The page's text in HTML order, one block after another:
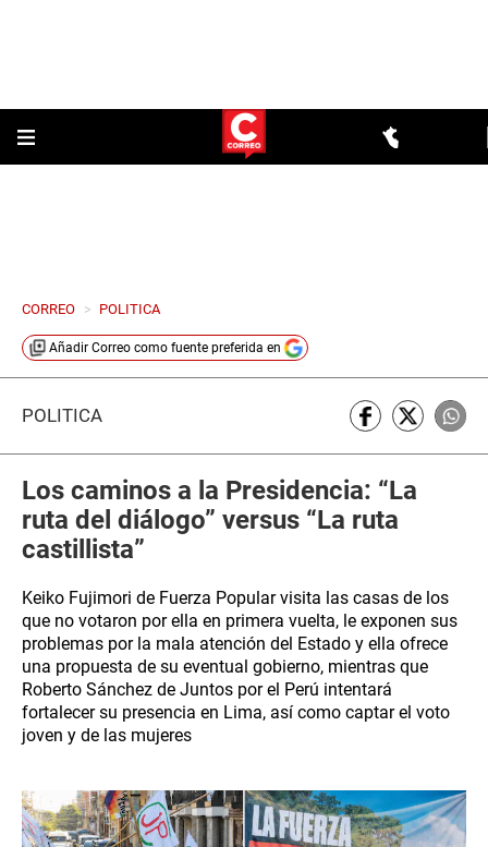
CORREO > POLITICA
Añadir Correo como fuente preferida en
POLÍTICA
Los caminos a la Presidencia: “La
ruta del diálogo” versus “La ruta
castillista”
Keiko Fujimori de Fuerza Popular visita las casas de los
que no votaron por ella en primera vuelta, le exponen sus
problemas por la mala atención del Estado y ella ofrece
una propuesta de su eventual gobierno, mientras que
Roberto Sánchez de Juntos por el Perú intentará
fortalecer su presencia en Lima, así como captar el voto
joven y de las mujeres